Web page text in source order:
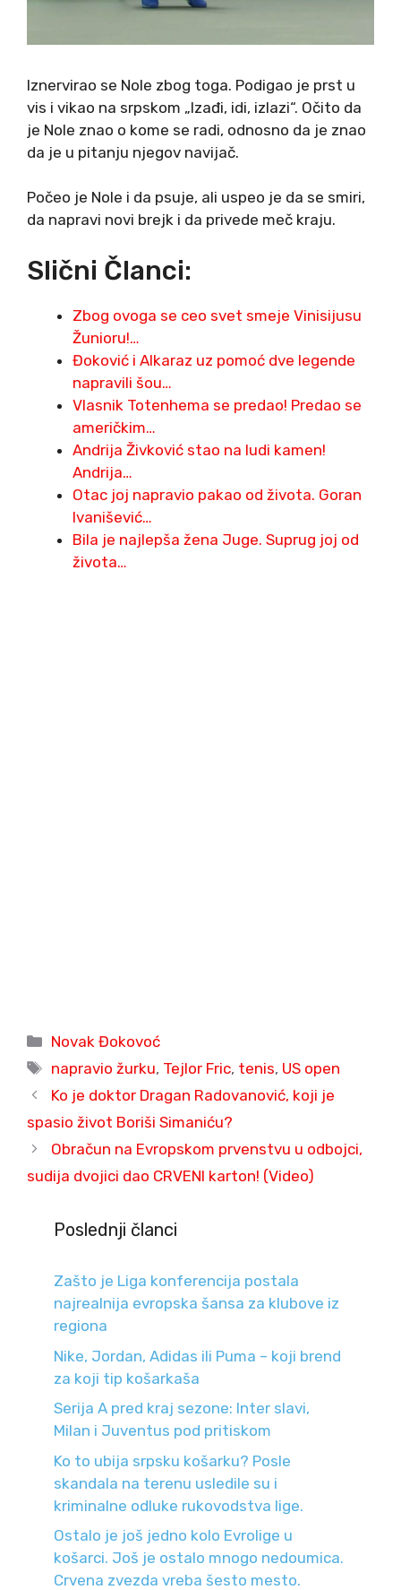
Iznervirao se Nole zbog toga. Podigao je prst u
vis i vikao na srpskom „Izađi, idi, izlazi“. Očito da
je Nole znao o kome se radi, odnosno da je znao
da je u pitanju njegov navijač.
Počeo je Nole i da psuje, ali uspeo je da se smiri,
da napravi novi brejk i da privede meč kraju.
Slični Članci:
Zbog ovoga se ceo svet smeje Vinisijusu
Žunioru!…
Đoković i Alkaraz uz pomoć dve legende
napravili šou…
Vlasnik Totenhema se predao! Predao se
američkim…
Andrija Živković stao na ludi kamen!
Andrija…
Otac joj napravio pakao od života. Goran
Ivanišević…
Bila je najlepša žena Juge. Suprug joj od
života…
Categories
Novak Đokovoć
Tags
napravio žurku, Tejlor Fric, tenis, US open
Ko je doktor Dragan Radovanović, koji je
spasio život Boriši Simaniću?
Obračun na Evropskom prvenstvu u odbojci,
sudija dvojici dao CRVENI karton! (Video)
Poslednji članci
Zašto je Liga konferencija postala
najrealnija evropska šansa za klubove iz
regiona
Nike, Jordan, Adidas ili Puma – koji brend
za koji tip košarkaša
Serija A pred kraj sezone: Inter slavi,
Milan i Juventus pod pritiskom
Ko to ubija srpsku košarku? Posle
skandala na terenu usledile su i
kriminalne odluke rukovodstva lige.
Ostalo je još jedno kolo Evrolige u
košarci. Još je ostalo mnogo nedoumica.
Crvena zvezda vreba šesto mesto.